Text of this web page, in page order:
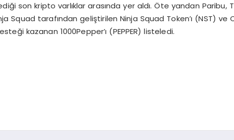
son kripto varlıklar arasında yer aldı. Öte yandan Paribu,
Squad tarafından geliştirilen Ninja Squad Token’ı (NST) ve
kazanan 1000Pepper’ı (PEPPER) listeledi.